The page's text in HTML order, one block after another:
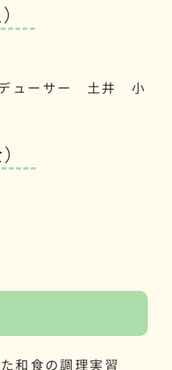
デューサー 土井 小
和食の調理実習